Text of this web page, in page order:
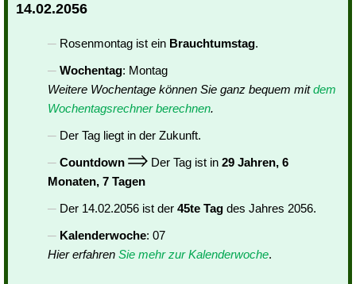
14.02.2056
Rosenmontag ist ein Brauchtumstag.
Wochentag: Montag
Weitere Wochentage können Sie ganz bequem mitdem
Wochentagsrechner berechnen.
Der Tag liegt in der Zukunft.
Countdown
Der Tag ist in 29 Jahren, 6
Monaten, 7 Tagen
Der 14.02.2056 ist der 45te Tag des Jahres 2056.
Kalenderwoche: 07
Hier erfahren Sie mehr zur Kalenderwoche.